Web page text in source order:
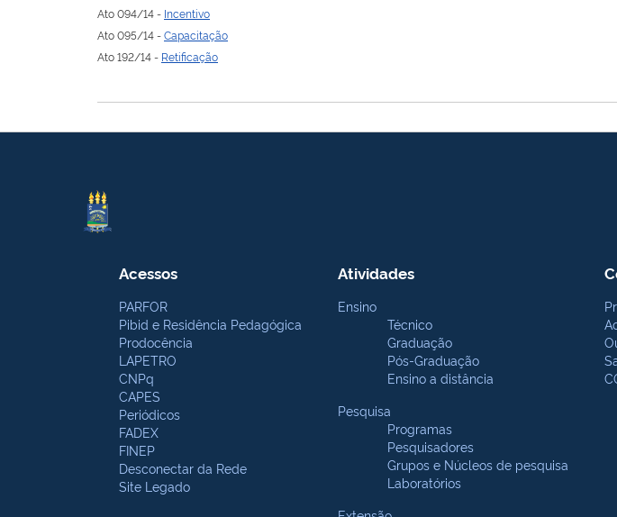
Ato 094/14 - Incentivo
Ato 095/14 -Capacitação
Ato 192/14 - Retificação
Acessos
PARFOR
Pibid e Residência Pedagógica
Prodocência
LAPETRO
CNPq
CAPES
Periódicos
FADEX
FINEP
Desconectar da Rede
Site Legado
Atividades
Ensino
Técnico
Graduação
Pós-Graduação
Ensino a distância
Pesquisa
Programas
Pesquisadores
Grupos e Núcleos de pesquisa
Laboratórios